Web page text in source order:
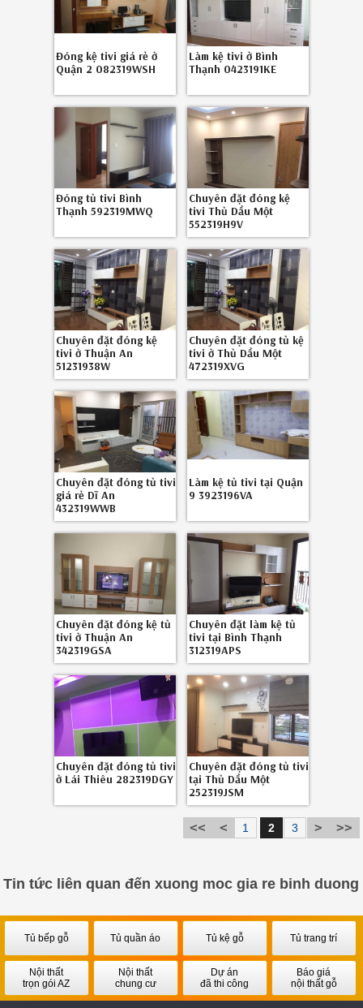
Đóng kệ tivi giá rẻ ở
Quận 2 082319WSH
Làm kệ tivi ở Bình
Thạnh 0423191KE
Đóng tủ tivi Bình
Thạnh 592319MWQ
Chuyên đặt đóng kệ
tivi Thủ Dầu Một
552319H9V
Chuyên đặt đóng kệ
tivi ở Thuận An
51231938W
Chuyên đặt đóng tủ kệ
tivi ở Thủ Dầu Một
472319XVG
Chuyên đặt đóng tủ tivi
giá rẻ Dĩ An
432319WWB
Làm kệ tủ tivi tại Quận
9 3923196VA
Chuyên đặt đóng kệ tủ
tivi ở Thuận An
342319GSA
Chuyên đặt làm kệ tủ
tivi tại Bình Thạnh
312319APS
Chuyên đặt đóng tủ tivi
ở Lái Thiêu 282319DGY
Chuyên đặt đóng tủ tivi
tại Thủ Dầu Một
252319JSM
1 2 3
Tin tức liên quan đếnxuong moc gia re binh duong
Tủ bếp gỗ Tủ quần áo Tủ kệ gỗ Tủ trang trí
Nội thất
trọn gói AZ
Nội thất
chung cư
Dự án
đã thi công
Báo giá
nội thất gỗ